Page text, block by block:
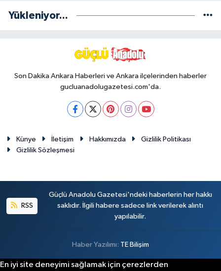
Yükleniyor...
Son Dakika Ankara Haberleri ve Ankara ilçelerinden haberler
gucluanadolugazetesi.com'da.
Künye İletişim Hakkımızda
Gizlilik Politikası
Gizlilik Sözleşmesi
RSS
Güçlü Anadolu Gazetesi'ndeki haberlerin her hakkı
saklıdır. İlgili habere sadece link verilerek alıntı
yapılabilir.
Haber Yazılımı: TE Bilişim
En iyi site deneyimi sağlamak için çerezlerden